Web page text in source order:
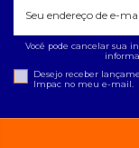
Você pode cancelar sua
Desejo receber
Impac no meu e-mail.